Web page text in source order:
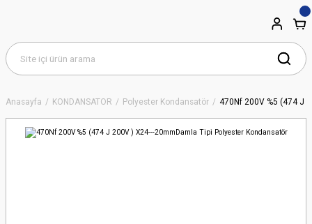
Anasayfa KONDANSATÖR Polyester Kondansatör 470Nf 200V %5 (474 J